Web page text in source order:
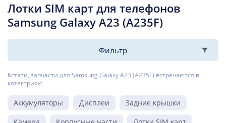
Лотки SIM карт для телефонов
Samsung Galaxy A23 (A235F)
Фильтр
Кстати, запчасти для Samsung Galaxy A23 (A235F) встречаются в
категориях:
Аккумуляторы Дисплеи
Задние крышки